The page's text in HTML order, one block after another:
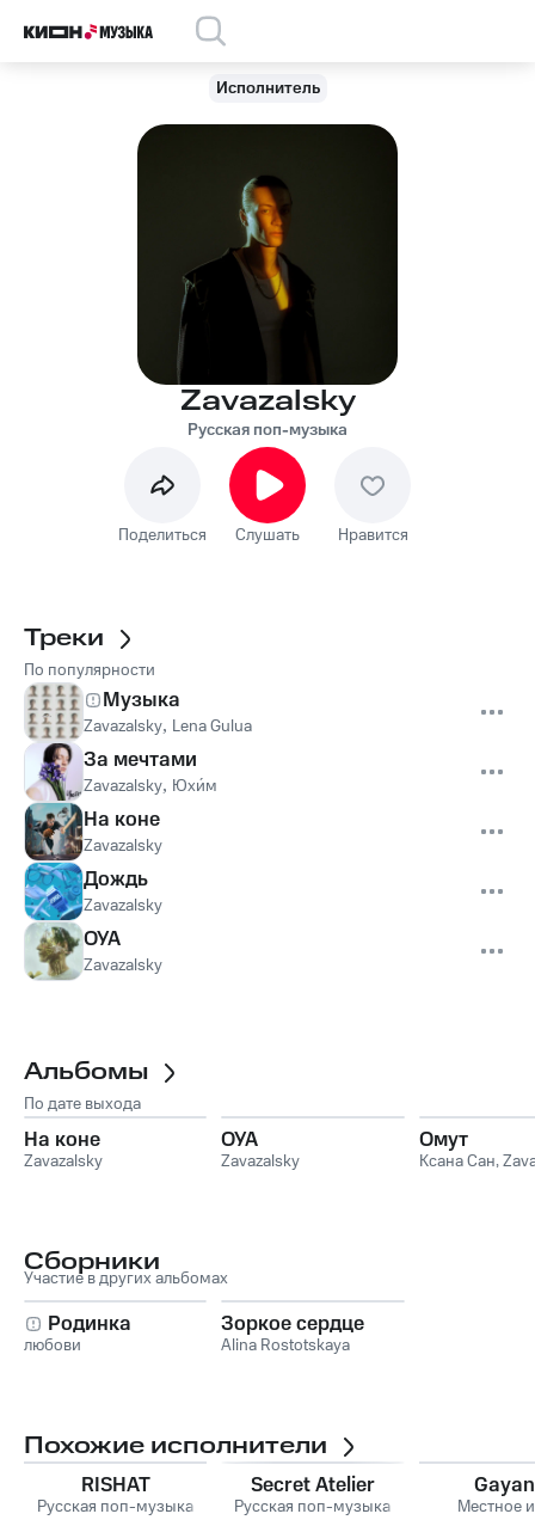
Исполнитель
Zavazalsky
Русская поп-музыка
Поделиться Слушать Нравится
Треки
По популярности
Музыка
Zavazalsky, Lena Gulua
За мечтами
Zavazalsky, Юхи́м
На коне
Zavazalsky
Дождь
Zavazalsky
ОУА
Zavazalsky
Альбомы
По дате выхода
На коне
Zavazalsky
ОУА
Zavazalsky
Омут
Ксана Сан,
Сборники
Участие в других альбомах
Родинка
любови
Зоркое сердце
Alina Rostotskaya
Похожие исполнители
RISHAT
Русская поп-музыка
Secret Atelier
Русская поп-музыка Местное